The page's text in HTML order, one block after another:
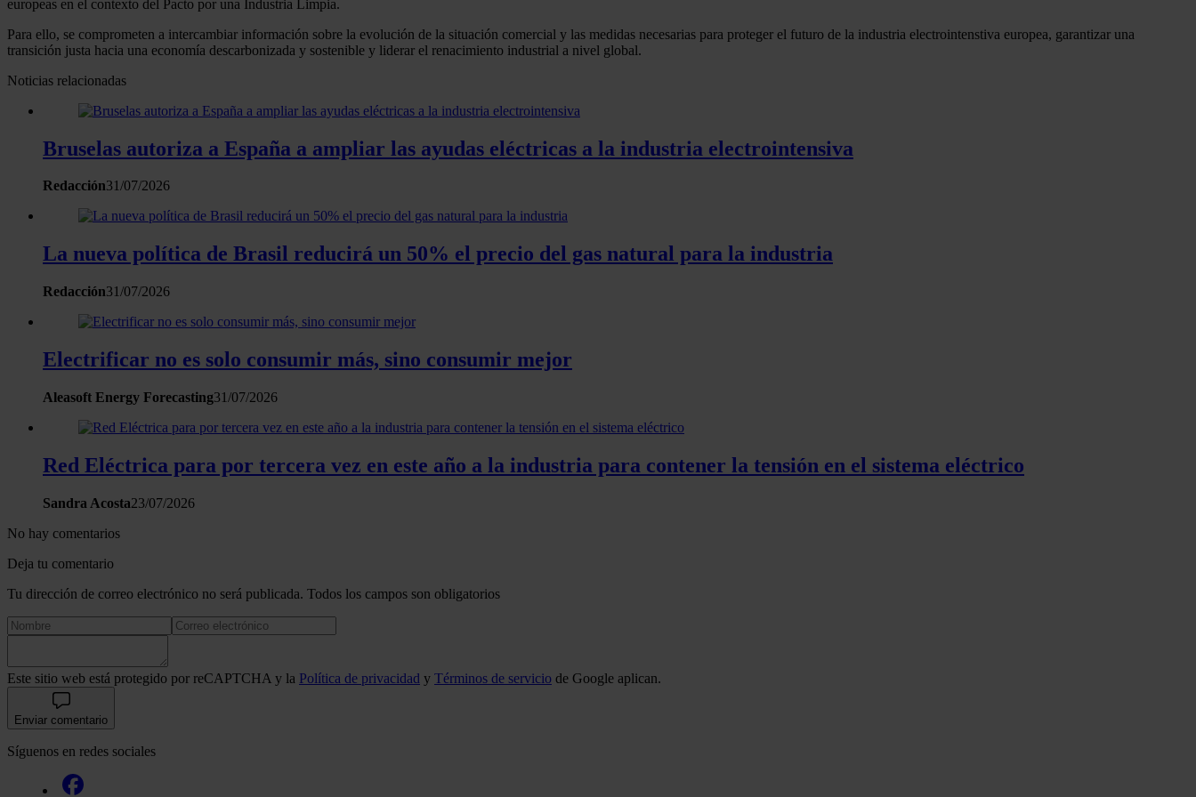
europeas en el contexto del Pacto por una Industria Limpia.
Para ello, se comprometen a intercambiar información sobre la evolución de la situación comercial y las medidas necesarias para proteger el futuro de la industria electrointenstiva europea, garantizar una
transición justa hacia una economía descarbonizada y sostenible y liderar el renacimiento industrial a nivel global.
Noticias relacionadas
Bruselas autoriza a España a ampliar las ayudas eléctricas a la industria electrointensiva
Redacción31/07/2026
La nueva política de Brasil reducirá un 50% el precio del gas natural para la industria
Redacción31/07/2026
Electrificar no es solo consumir más, sino consumir mejor
Aleasoft Energy Forecasting31/07/2026
Red Eléctrica para por tercera vez en este año a la industria para contener la tensión en el sistema eléctrico
Sandra Acosta23/07/2026
No hay comentarios
Deja tu comentario
Tu dirección de correo electrónico no será publicada. Todos los campos son obligatorios
Este sitio web está protegido por reCAPTCHA y la Política de privacidad y Términos de servicio de Google aplican.
Enviar comentario
Síguenos en redes sociales